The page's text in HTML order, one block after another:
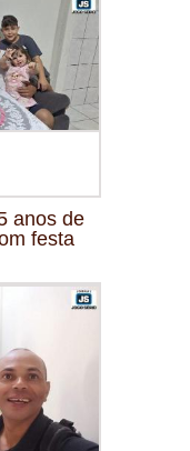
anos de
festa